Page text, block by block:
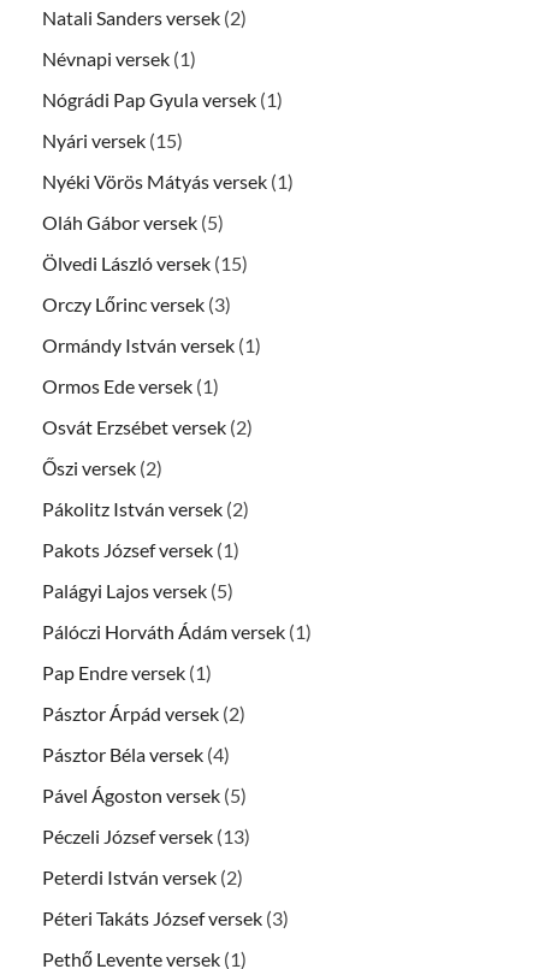
Natali Sanders versek (2)
Névnapi versek (1)
Nógrádi Pap Gyula versek (1)
Nyári versek (15)
Nyéki Vörös Mátyás versek (1)
Oláh Gábor versek (5)
Ölvedi László versek (15)
Orczy Lőrinc versek (3)
Ormándy István versek (1)
Ormos Ede versek (1)
Osvát Erzsébet versek (2)
Őszi versek (2)
Pákolitz István versek (2)
Pakots József versek (1)
Palágyi Lajos versek (5)
Pálóczi Horváth Ádám versek (1)
Pap Endre versek (1)
Pásztor Árpád versek (2)
Pásztor Béla versek (4)
Pável Ágoston versek (5)
Péczeli József versek (13)
Peterdi István versek (2)
Péteri Takáts József versek (3)
Pethő Levente versek (1)